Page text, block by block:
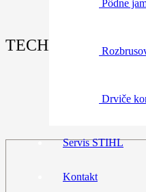
Pôdne
Drviče
Servis STIHL
Kontakt
TECHNICKÉ